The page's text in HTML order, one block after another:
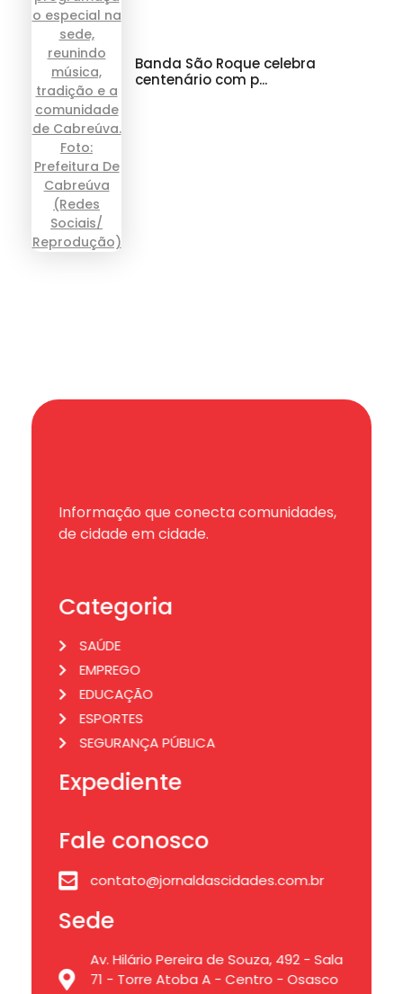
Banda São Roque celebra
centenário com p...
Informação que conecta comunidades,
de cidade em cidade.
Categoria
SAÚDE
EMPREGO
EDUCAÇÃO
ESPORTES
SEGURANÇA PÚBLICA
Expediente
Fale conosco
contato@jornaldascidades.com.br
Sede
Av. Hilário Pereira de Souza, 492 - Sala
71 - Torre Atoba A - Centro - Osasco